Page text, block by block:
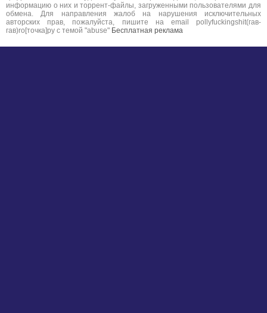
информацию о них и торрент-файлы, загруженными пользователями для
обмена. Для направления жалоб на нарушения исключительных
авторских прав, пожалуйста, пишите на email pollyfuckingshit(гав-
гав)ro[точка]ру с темой "abuse" Бесплатная реклама